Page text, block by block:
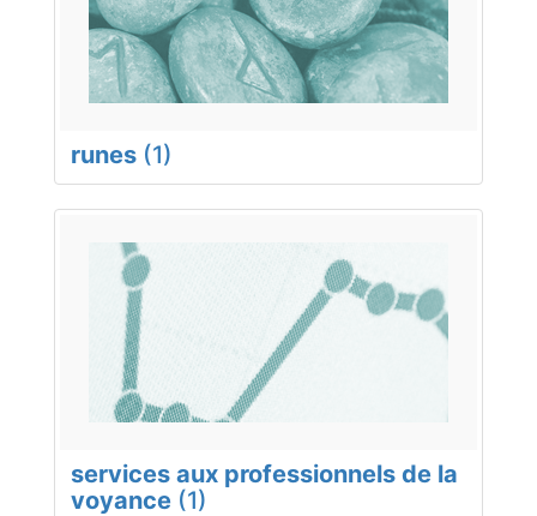
runes (1)
services aux professionnels de la
voyance (1)